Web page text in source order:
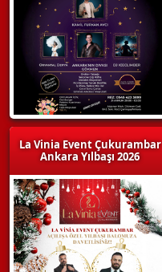
La Vinia Event Çukurambar
Ankara Yılbaşı 2026